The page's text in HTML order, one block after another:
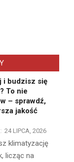
i budzisz się
To nie
– sprawdź,
jakość
24 LIPCA, 2026
klimatyzację
licząc na